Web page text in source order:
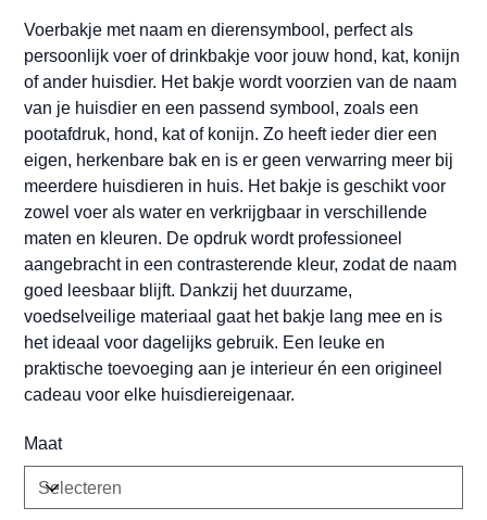
Voerbakje met naam en dierensymbool, perfect als
persoonlijk voer of drinkbakje voor jouw hond, kat, konijn
of ander huisdier. Het bakje wordt voorzien van de naam
van je huisdier en een passend symbool, zoals een
pootafdruk, hond, kat of konijn. Zo heeft ieder dier een
eigen, herkenbare bak en is er geen verwarring meer bij
meerdere huisdieren in huis. Het bakje is geschikt voor
zowel voer als water en verkrijgbaar in verschillende
maten en kleuren. De opdruk wordt professioneel
aangebracht in een contrasterende kleur, zodat de naam
goed leesbaar blijft. Dankzij het duurzame,
voedselveilige materiaal gaat het bakje lang mee en is
het ideaal voor dagelijks gebruik. Een leuke en
praktische toevoeging aan je interieur én een origineel
cadeau voor elke huisdiereigenaar.
Maat